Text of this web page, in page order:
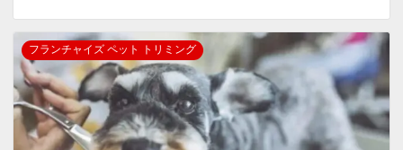
フランチャイズ ペット トリミング